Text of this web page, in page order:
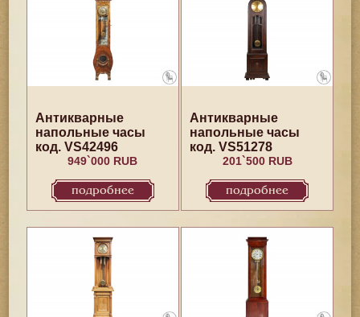
Антикварные
напольные часы
код. VS42496
949`000 RUB
подробнее
Антикварные
напольные часы
код. VS51278
201`500 RUB
подробнее